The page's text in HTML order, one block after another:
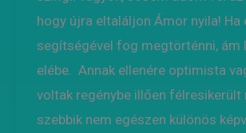
hogy újra eltaláljon Ámor nyila! Ha
segítségével fog megtörténni, ám
elébe. Annak ellenére optimista
voltak regénybe illően félresikerült
szebbik nem egészen különös